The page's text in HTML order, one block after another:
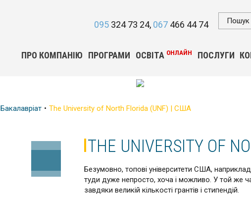
095 324 73 24 067 466 44 74
ПРО КОМПАНІЮ ПРОГРАМИ ОСВІТА ОНЛАЙН ПОСЛУГИ
Бакалавріат The University of North Florida (UNF) | США
THE UNIVERSITY OF
Безумовно, топові університети США,
туди дуже непросто, хоча і можливо. У той же
завдяки великій кількості грантів і стипендій.